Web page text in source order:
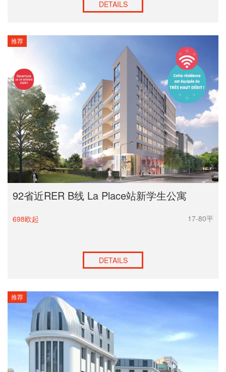
DETAILS
推荐
92省近RER B线 La Place站新学生公寓
698欧起 17-80平
DETAILS
推荐